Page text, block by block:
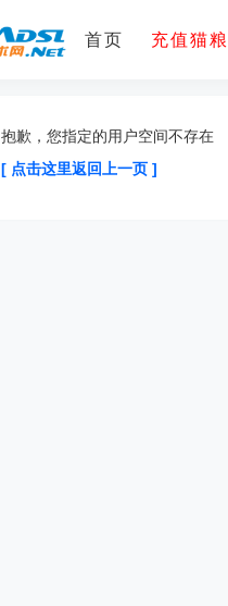
首页 充值猫粮
抱歉，您指定的用户空间不存在
[ 点击这里返回上一页 ]